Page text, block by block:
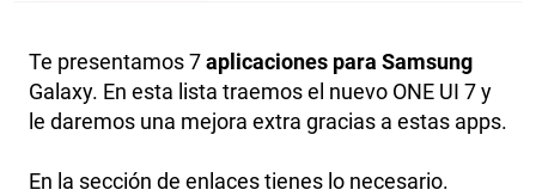
Te presentamos 7aplicaciones para Samsung
Galaxy. En esta lista traemos el nuevo ONE UI 7 y
le daremos una mejora extra gracias a estas apps.
En la sección de enlaces tienes lo necesario.